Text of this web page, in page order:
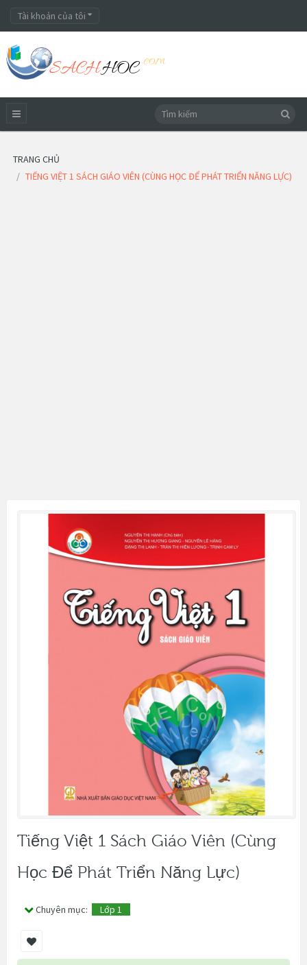
Tài khoản của tôi
TRANG CHỦ
TIẾNG VIỆT 1 SÁCH GIÁO VIÊN (CÙNG HỌC ĐỂ PHÁT TRIỂN NĂNG LỰC)
Tiếng Việt 1 Sách Giáo Viên (Cùng
Học Để Phát Triển Năng Lực)
Chuyên mục: Lớp 1